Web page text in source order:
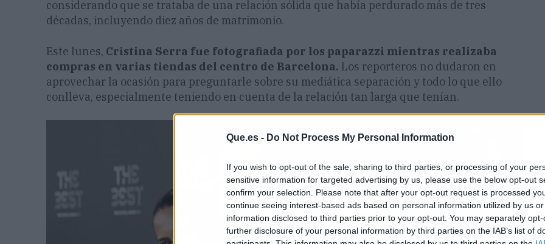
Que.es - Do Not Process My Personal Information
If you wish to opt-out of the sale, sharing to third parties, or processing of your
sensitive information for targeted advertising by us, please use the below opt-out
confirm your selection. Please note that after your opt-out request is processed
continue seeing interest-based ads based on personal information utilized by us
information disclosed to third parties prior to your opt-out. You may separately
further disclosure of your personal information by third parties on the IAB’s list of
considerando que se trataba de una relación sólida que había perdurado más de tres
décadas, incluyendo diez años de matrimonio.
Este lunes, Cristina Serra fue fotografiada por los paparazzi mientras realizaba
compras en varias tiendas del centro de Barcelona. Los reporteros no dudaron en
aprovechar la ocasión para preguntarle sobre su mediática separación y todo lo que ello
conlleva, especialmente teniendo en cuenta de la relación tan larga que tenían.